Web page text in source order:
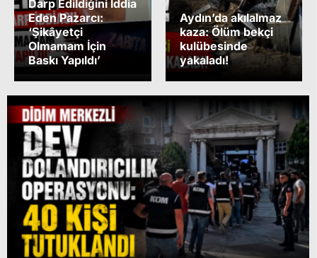
Darp Edildiğini İddia
Eden Pazarcı:
‘Şikâyetçi
Olmamam İçin
Baskı Yapıldı’
Aydın’da akılalmaz
kaza: Ölüm bekçi
kulübesinde
yakaladı!